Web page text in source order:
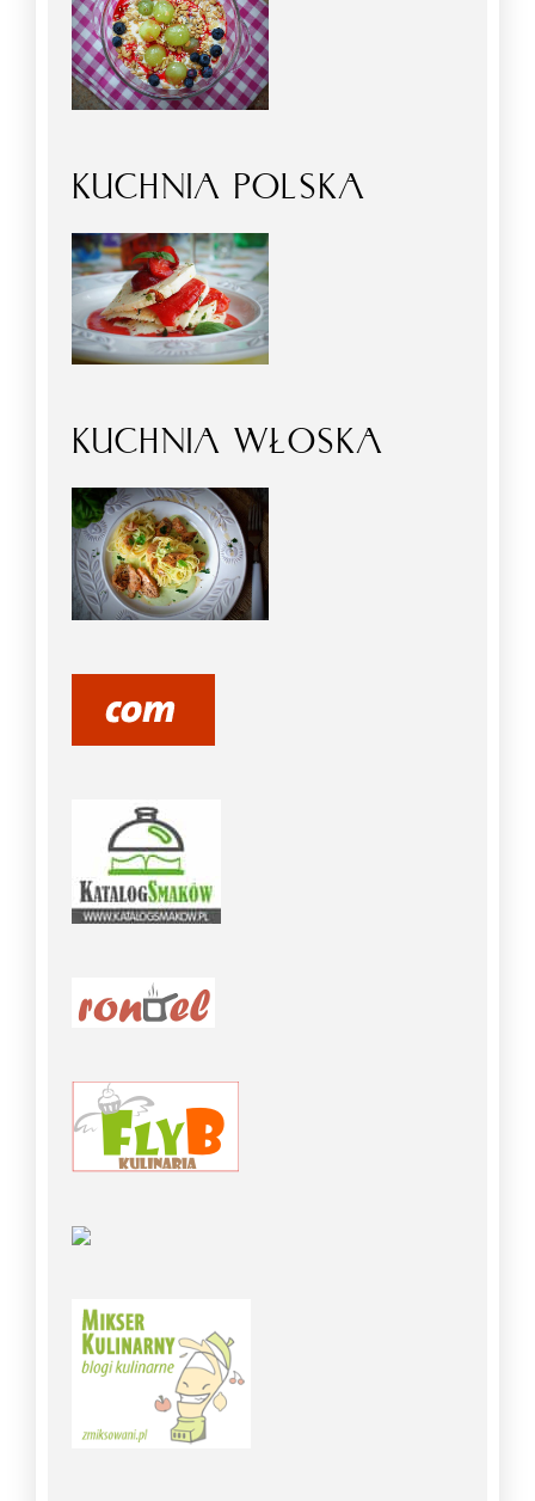
KUCHNIA POLSKA
KUCHNIA WŁOSKA